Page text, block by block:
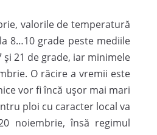
valorile de temperatură
8…10 grade peste mediile
21 de grade, iar minimele
O răcire a vremii este
vor fi încă ușor mai mari
ploi cu caracter local va
noiembrie, însă regimul